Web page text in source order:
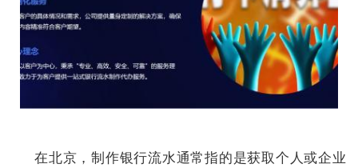
在北京，制作银行流水通常指的是获取个人或企业